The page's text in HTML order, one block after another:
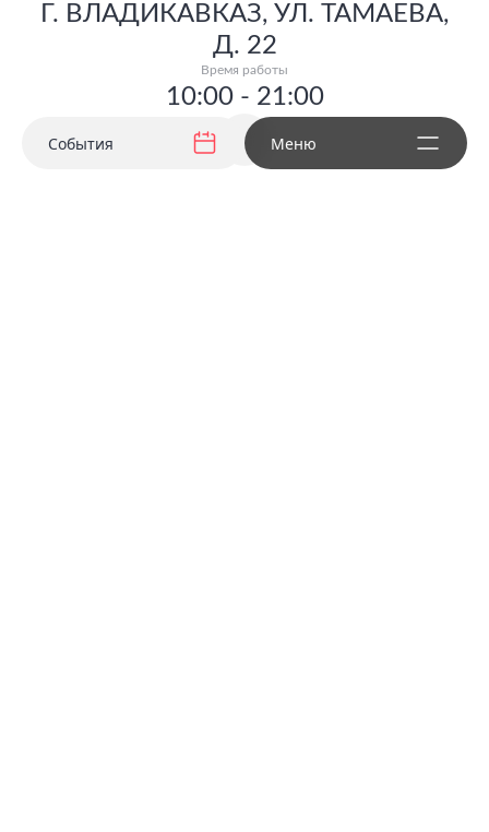
События Меню
Г. ВЛАДИКАВКАЗ, УЛ. ТАМАЕВА,
Д. 22
Время работы
10:00 - 21:00